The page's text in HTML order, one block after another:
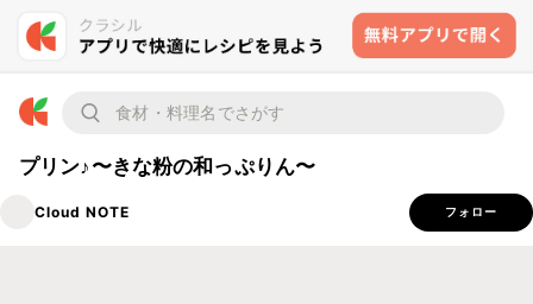
プリン♪〜きな粉の和っぷりん〜
Cloud NOTE フォロー